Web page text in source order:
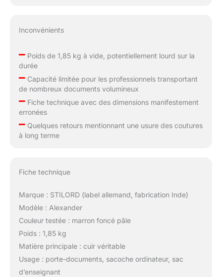
Inconvénients
–Poids de 1,85 kg à vide, potentiellement lourd sur la
durée
–Capacité limitée pour les professionnels transportant
de nombreux documents volumineux
–Fiche technique avec des dimensions manifestement
erronées
–Quelques retours mentionnant une usure des coutures
à long terme
Fiche technique
Marque : STILORD (label allemand, fabrication Inde)
Modèle : Alexander
Couleur testée : marron foncé pâle
Poids : 1,85 kg
Matière principale : cuir véritable
Usage : porte-documents, sacoche ordinateur, sac
d’enseignant